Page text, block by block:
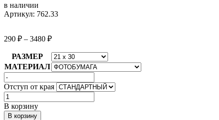
в наличии
Артикул: 762.33
290 ₽ – 3480 ₽
РАЗМЕР
МАТЕРИАЛ
Отступ от края
Количество
товара
ЗАМКИ
В корзину
В корзину